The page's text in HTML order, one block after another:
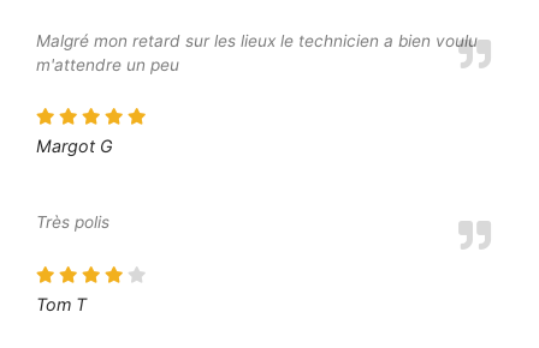
Malgré mon retard sur les lieux le technicien a bien voulu
m'attendre un peu
Margot G
Très polis
Tom T